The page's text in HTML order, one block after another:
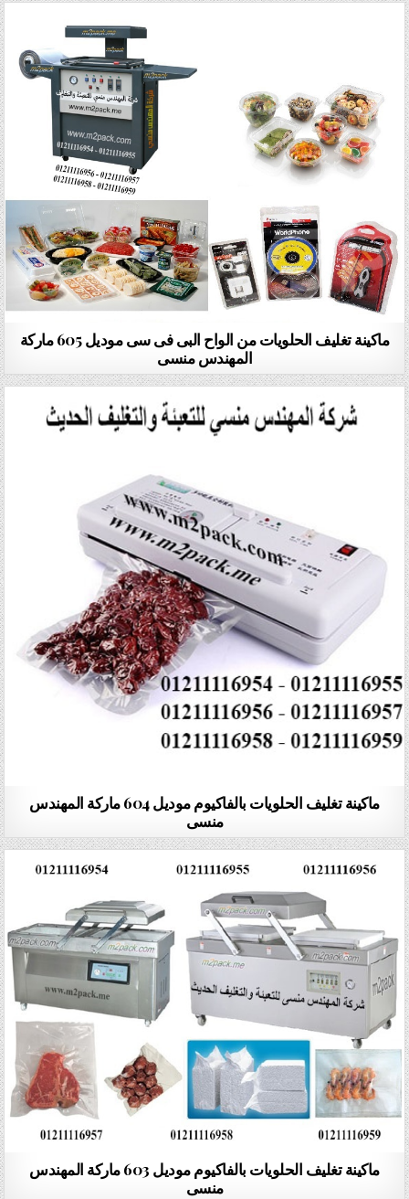
ماكينة تغليف الحلويات من الواح البى فى سى موديل 605 ماركة
المهندس منسى
ماكينة تغليف الحلويات بالفاكيوم موديل 604 ماركة المهندس
منسى
ماكينة تغليف الحلويات بالفاكيوم موديل 603 ماركة المهندس
منسى